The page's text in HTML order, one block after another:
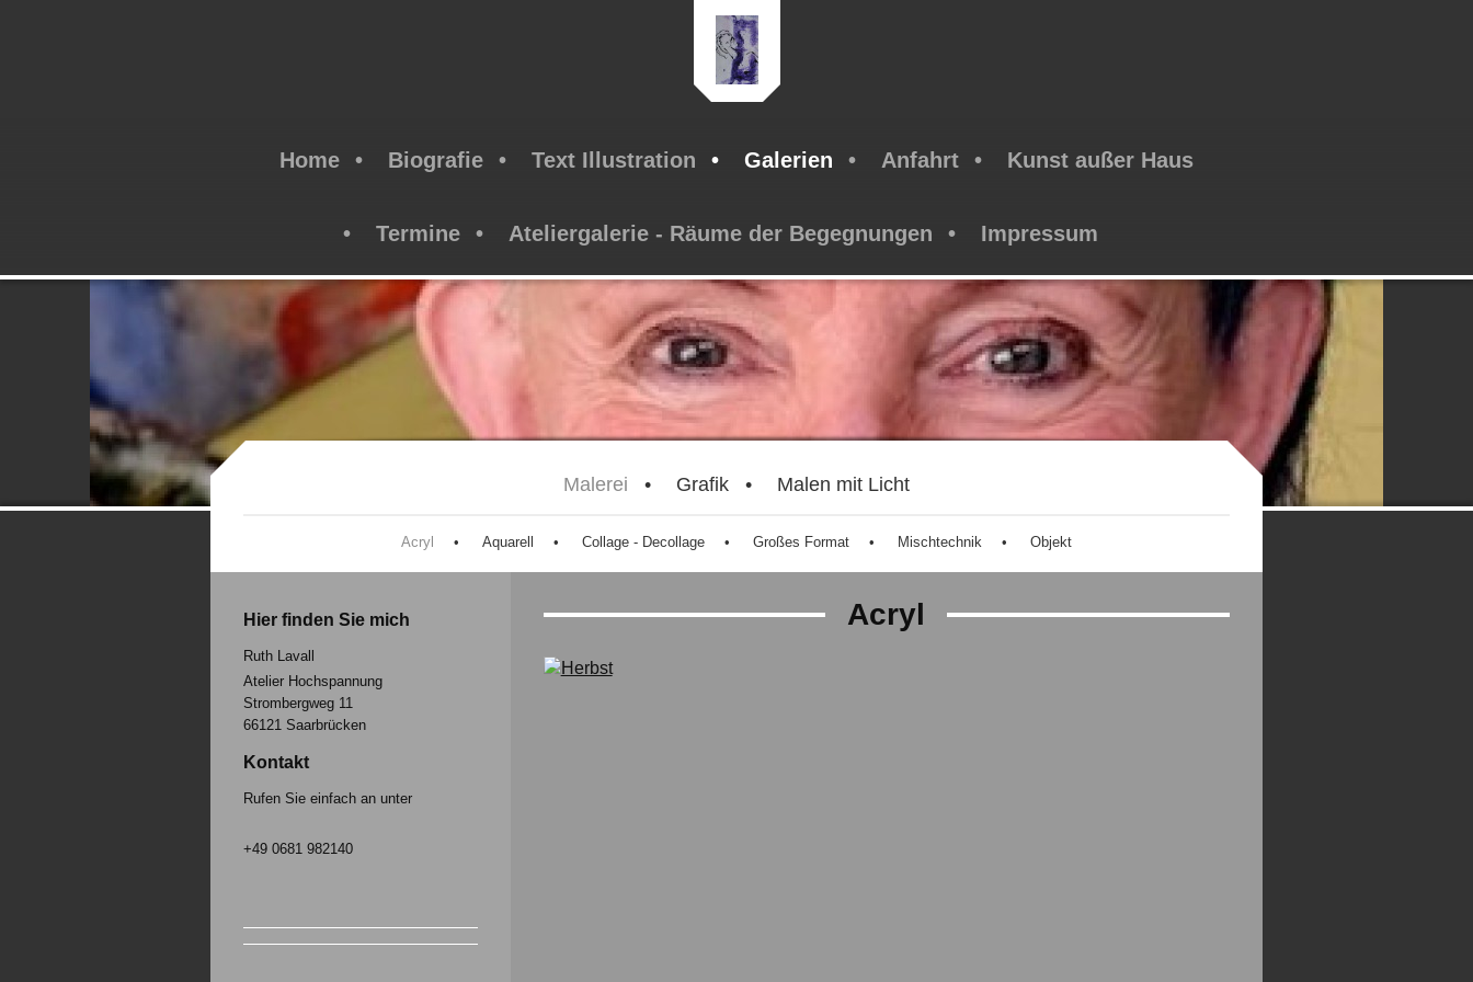
Home Biografie Text Illustration Galerien Anfahrt Kunst außer Haus
Termine Ateliergalerie - Räume der Begegnungen Impressum
Malerei Grafik Malen mit Licht
Acryl Aquarell Collage - Decollage Großes Format Mischtechnik Objekt
Acryl
Hier finden Sie mich
Ruth Lavall
Atelier Hochspannung
Strombergweg 11
66121 Saarbrücken
Kontakt
Rufen Sie einfach an unter
+49 0681 982140